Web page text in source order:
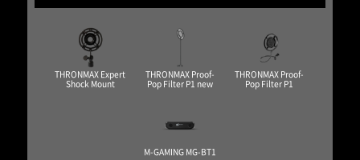
THRONMAX Expert
Shock Mount
THRONMAX Proof-
Pop Filter P1 new
THRONMAX Proof-
Pop Filter P1
M-GAMING MG-BT1